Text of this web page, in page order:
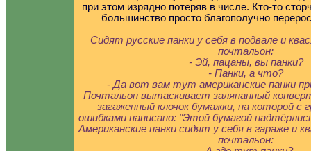
при этом изрядно потеряв в числе. Кто-то
большинство просто благополучно
Сидят русские панки у себя в подвале и
почтальон:
- Эй, пацаны, вы панки?
- Панки, а что?
- Да вот вам тут американские панки
Почтальон вытаскивает заляпанный
загаженный клочок бумажки, на которой с
ошибками написано: "Этой бумагой
Американские панки сидят у себя в гараже и
почтальон: